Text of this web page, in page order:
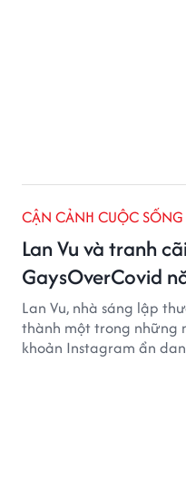
CẬN CẢNH CUỘC SỐNG
Lan Vu và tranh
GaysOverCovid
Lan Vu, nhà sáng lập
thành một trong những
khoản Instagram ẩn